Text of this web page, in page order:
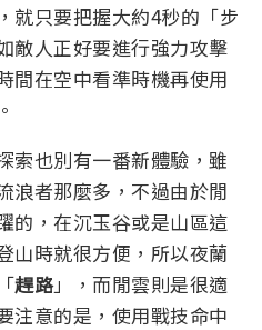
就只要把握大約4秒的「步
敵人正好要進行強力攻擊
間在空中看準時機再使用
索也別有一番新體驗，雖
浪者那麼多，不過由於閒
的，在沉玉谷或是山區這
山時就很方便，所以夜蘭
趕路」，而閒雲則是很適
注意的是，使用戰技命中